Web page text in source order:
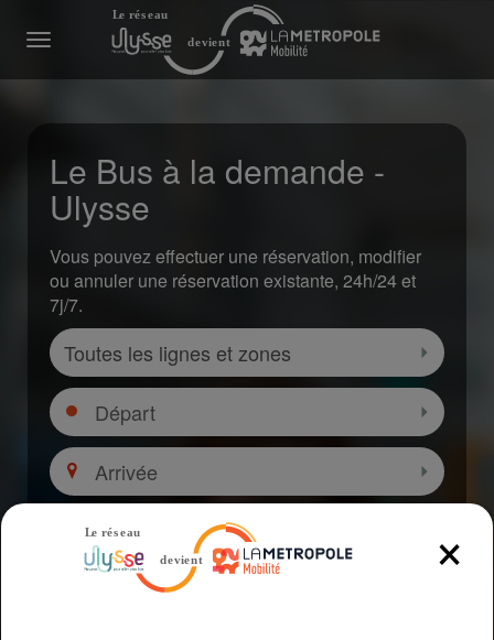
Menu
Le Bus à la demande -
Ulysse
Vous pouvez effectuer une réservation, modifier
ou annuler une réservation existante, 24h/24 et
7j/7.
Zone
Départ
Arrivée
Rechercher
×